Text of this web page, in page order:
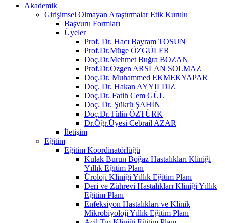
Akademik
Girişimsel Olmayan Araştırmalar Etik Kurulu
Başvuru Formları
Üyeler
Prof. Dr. Hacı Bayram TOSUN
Prof.Dr.Müge ÖZGÜLER
Doç.Dr.Mehmet Buğra BOZAN
Prof.Dr.Özgen ARSLAN SOLMAZ
Doç.Dr. Muhammed EKMEKYAPAR
Doç. Dr. Hakan AYYILDIZ
Doç.Dr. Fatih Cem GÜL
Doç. Dr. Şükrü ŞAHİN
Doç.Dr.Tülin ÖZTÜRK
Dr.Öğr.Üyesi Cebrail AZAR
İletişim
Eğitim
Eğitim Koordinatörlüğü
Kulak Burun Boğaz Hastalıkları Kliniği
Yıllık Eğitim Planı
Üroloji Kliniği Yıllık Eğitim Planı
Deri ve Zührevi Hastalıkları Kliniği Yıllık
Eğitim Planı
Enfeksiyon Hastalıkları ve Klinik
Mikrobiyoloji Yıllık Eğitim Planı